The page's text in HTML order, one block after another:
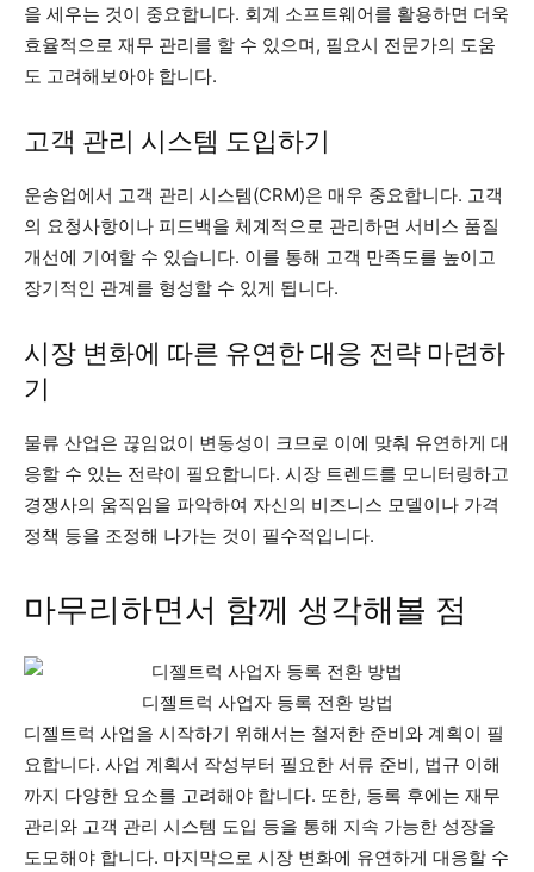
을 세우는 것이 중요합니다. 회계 소프트웨어를 활용하면 더욱
효율적으로 재무 관리를 할 수 있으며, 필요시 전문가의 도움
도 고려해보아야 합니다.
고객 관리 시스템 도입하기
운송업에서 고객 관리 시스템(CRM)은 매우 중요합니다. 고객
의 요청사항이나 피드백을 체계적으로 관리하면 서비스 품질
개선에 기여할 수 있습니다. 이를 통해 고객 만족도를 높이고
장기적인 관계를 형성할 수 있게 됩니다.
시장 변화에 따른 유연한 대응 전략 마련하
기
물류 산업은 끊임없이 변동성이 크므로 이에 맞춰 유연하게 대
응할 수 있는 전략이 필요합니다. 시장 트렌드를 모니터링하고
경쟁사의 움직임을 파악하여 자신의 비즈니스 모델이나 가격
정책 등을 조정해 나가는 것이 필수적입니다.
마무리하면서 함께 생각해볼 점
디젤트럭 사업자 등록 전환 방법
디젤트럭 사업을 시작하기 위해서는 철저한 준비와 계획이 필
요합니다. 사업 계획서 작성부터 필요한 서류 준비, 법규 이해
까지 다양한 요소를 고려해야 합니다. 또한, 등록 후에는 재무
관리와 고객 관리 시스템 도입 등을 통해 지속 가능한 성장을
도모해야 합니다. 마지막으로 시장 변화에 유연하게 대응할 수